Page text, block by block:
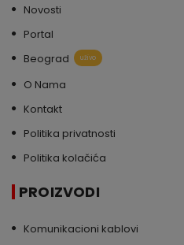
Novosti
Portal
Beograd
uživo
O Nama
Kontakt
Politika privatnosti
Politika kolačića
PROIZVODI
Komunikacioni kablovi